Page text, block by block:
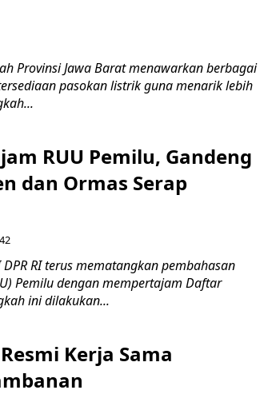
Provinsi Jawa Barat menawarkan berbagai
pasokan listrik guna menarik lebih
RUU Pemilu, Gandeng
dan Ormas Serap
DPR RI terus mematangkan pembahasan
Pemilu dengan mempertajam Daftar
ini dilakukan...
Kerja Sama